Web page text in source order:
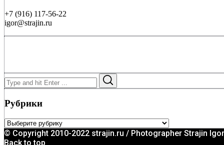
+7 (916) 117-56-22
igor@strajin.ru
Search
for:
Рубрики
Рубрики
© Copyright 2010-2022 strajin.ru / Photographer Strajin Igor
Back to top